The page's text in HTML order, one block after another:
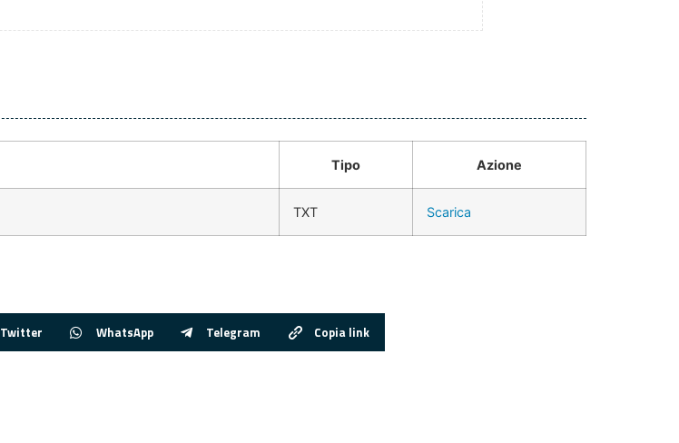
Tipo Azione
TXT Scarica
Twitter WhatsApp Telegram Copia link